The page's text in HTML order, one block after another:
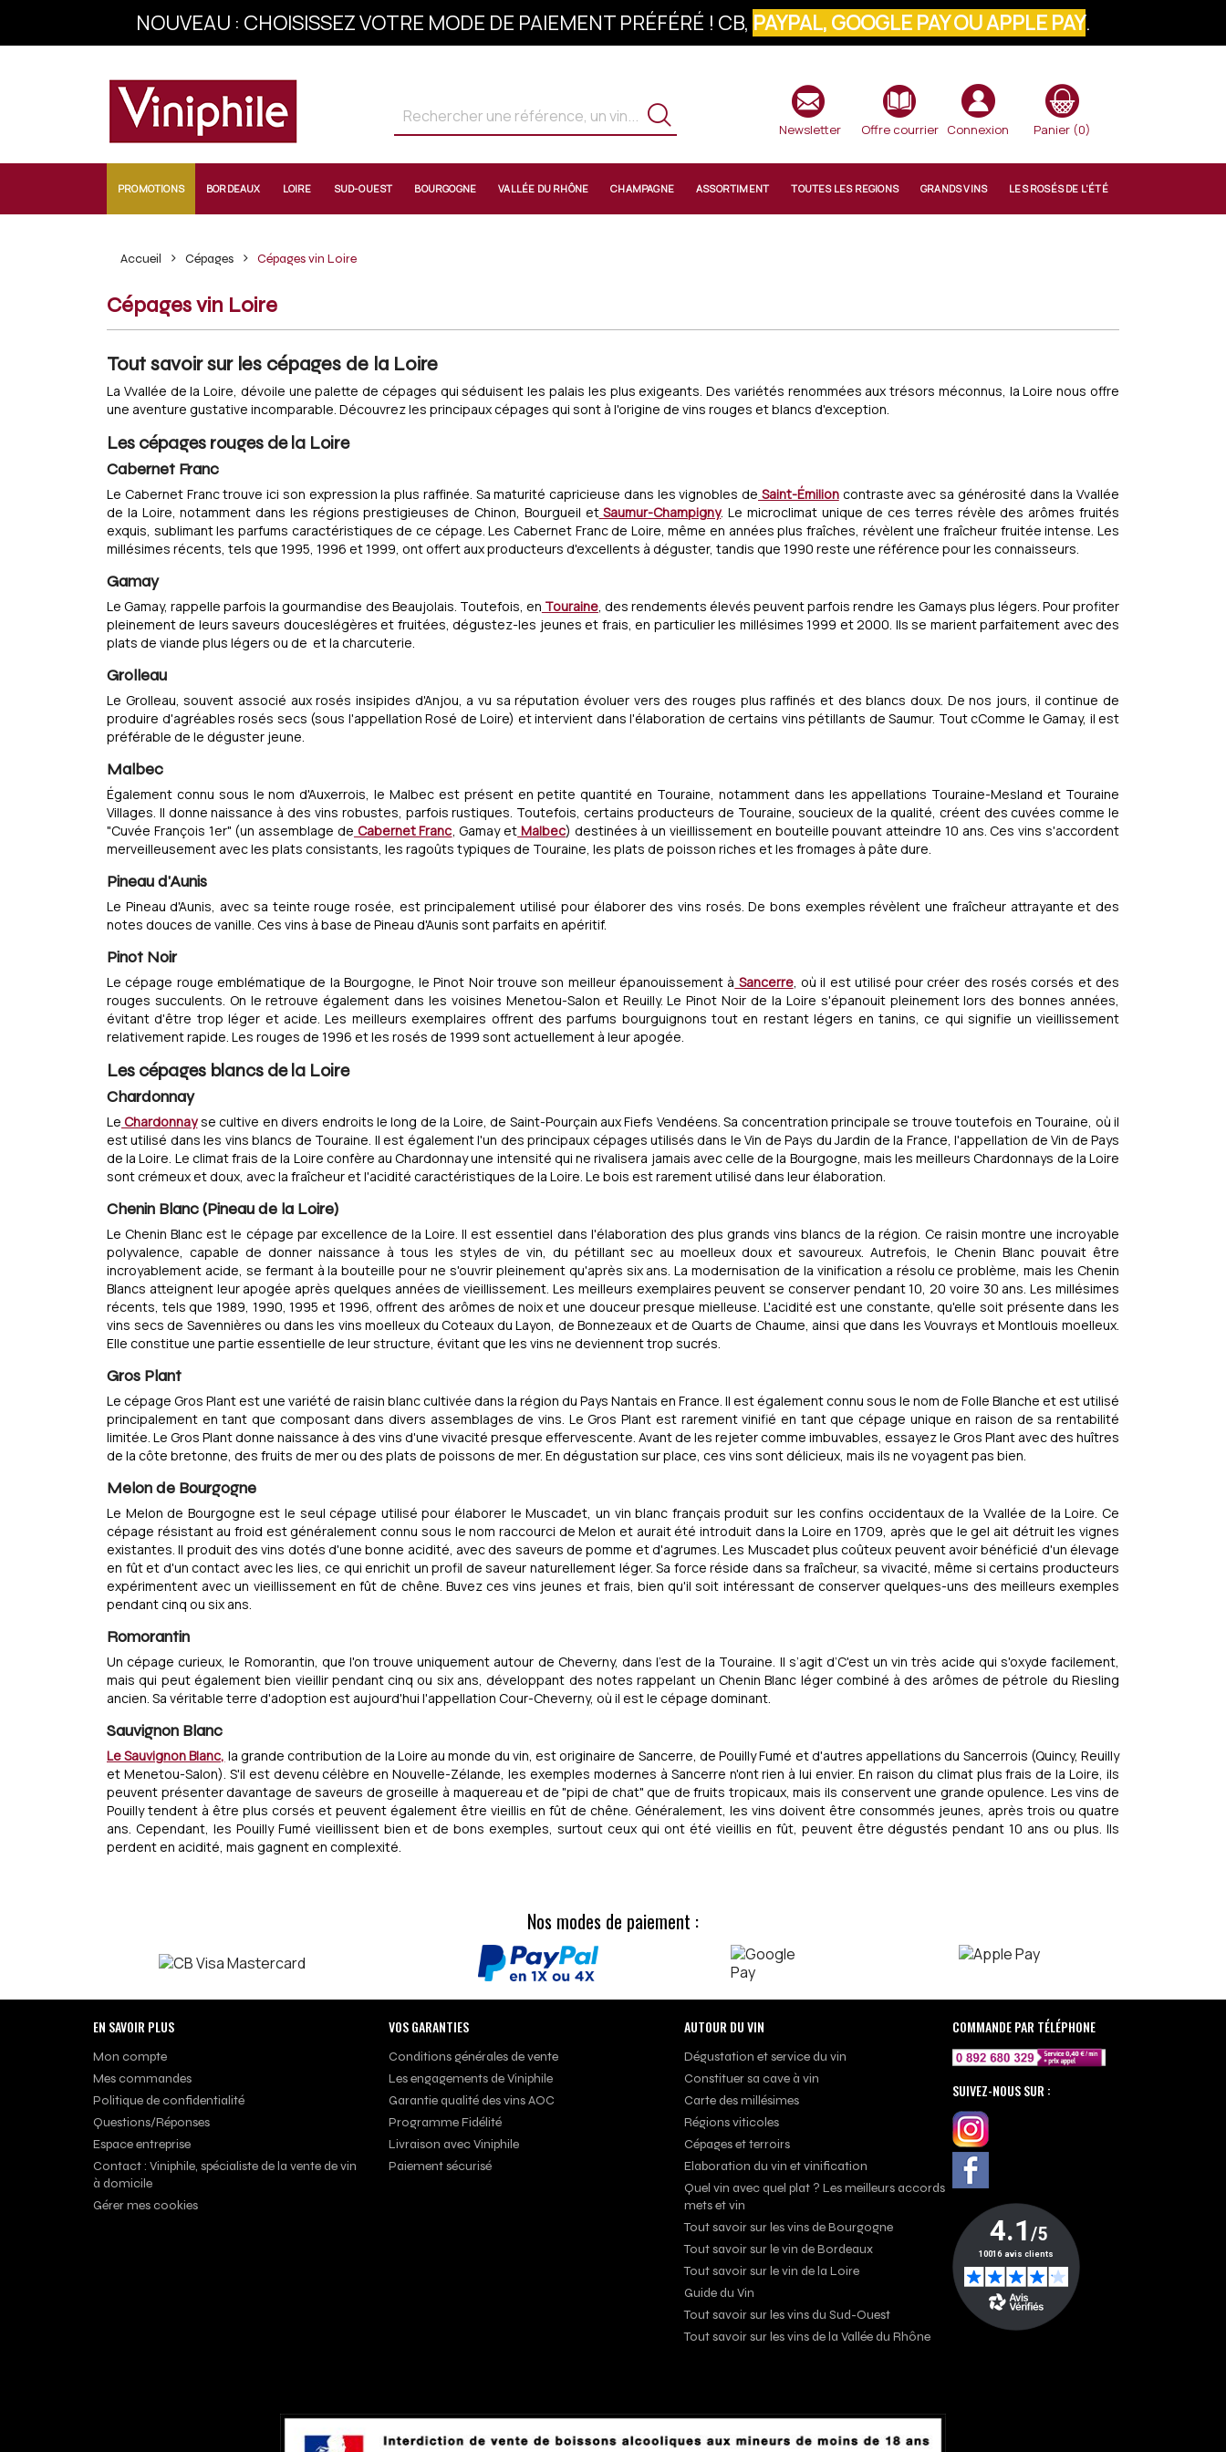
NOUVEAU : CHOISISSEZ VOTRE MODE DE PAIEMENT PRÉFÉRÉ ! CB, PAYPAL, GOOGLE PAY OU APPLE PAY.
Newsletter Offre courrier Connexion Panier (0)
PROMOTIONS BORDEAUX LOIRE SUD-OUEST BOURGOGNE VALLÉE DU RHÔNE CHAMPAGNE ASSORTIMENT TOUTES LES REGIONS GRANDS VINS LES ROSÉS DE L'ÉTÉ
Accueil Cépages Cépages vin Loire
Cépages vin Loire
Tout savoir sur les cépages de la Loire
La Vvallée de la Loire, dévoile une palette de cépages qui séduisent les palais les plus exigeants. Des variétés renommées aux trésors méconnus, la Loire nous offre
une aventure gustative incomparable. Découvrez les principaux cépages qui sont à l'origine de vins rouges et blancs d'exception.
Les cépages rouges de la Loire
Cabernet Franc
Le Cabernet Franc trouve ici son expression la plus raffinée. Sa maturité capricieuse dans les vignobles de Saint-Émilioncontraste avec sa générosité dans la Vvallée
de la Loire, notamment dans les régions prestigieuses de Chinon, Bourgueil etSaumur-Champigny. Le microclimat unique de ces terres révèle des arômes fruités
exquis, sublimant les parfums caractéristiques de ce cépage. Les Cabernet Franc de Loire, même en années plus fraîches, révèlent une fraîcheur fruitée intense. Les
millésimes récents, tels que 1995, 1996 et 1999, ont offert aux producteurs d'excellents à déguster, tandis que 1990 reste une référence pour les connaisseurs.
Gamay
Le Gamay, rappelle parfois la gourmandise des Beaujolais. Toutefois, en Touraine, des rendements élevés peuvent parfois rendre les Gamays plus légers. Pour profiter
pleinement de leurs saveurs douceslégères et fruitées, dégustez-les jeunes et frais, en particulier les millésimes 1999 et 2000. Ils se marient parfaitement avec des
plats de viande plus légers ou de et la charcuterie.
Grolleau
Le Grolleau, souvent associé aux rosés insipides d'Anjou, a vu sa réputation évoluer vers des rouges plus raffinés et des blancs doux. De nos jours, il continue de
produire d'agréables rosés secs (sous l'appellation Rosé de Loire) et intervient dans l'élaboration de certains vins pétillants de Saumur. Tout cComme le Gamay, il est
préférable de le déguster jeune.
Malbec
Également connu sous le nom d'Auxerrois, le Malbec est présent en petite quantité en Touraine, notamment dans les appellations Touraine-Mesland et Touraine
Villages. Il donne naissance à des vins robustes, parfois rustiques. Toutefois, certains producteurs de Touraine, soucieux de la qualité, créent des cuvées comme le
"Cuvée François 1er" (un assemblage de Cabernet Franc, Gamay et Malbec) destinées à un vieillissement en bouteille pouvant atteindre 10 ans. Ces vins s'accordent
merveilleusement avec les plats consistants, les ragoûts typiques de Touraine, les plats de poisson riches et les fromages à pâte dure.
Pineau d'Aunis
Le Pineau d'Aunis, avec sa teinte rouge rosée, est principalement utilisé pour élaborer des vins rosés. De bons exemples révèlent une fraîcheur attrayante et des
notes douces de vanille. Ces vins à base de Pineau d'Aunis sont parfaits en apéritif.
Pinot Noir
Le cépage rouge emblématique de la Bourgogne, le Pinot Noir trouve son meilleur épanouissement à Sancerre, où il est utilisé pour créer des rosés corsés et des
rouges succulents. On le retrouve également dans les voisines Menetou-Salon et Reuilly. Le Pinot Noir de la Loire s'épanouit pleinement lors des bonnes années,
évitant d'être trop léger et acide. Les meilleurs exemplaires offrent des parfums bourguignons tout en restant légers en tanins, ce qui signifie un vieillissement
relativement rapide. Les rouges de 1996 et les rosés de 1999 sont actuellement à leur apogée.
Les cépages blancs de la Loire
Chardonnay
Le Chardonnayse cultive en divers endroits le long de la Loire, de Saint-Pourçain aux Fiefs Vendéens. Sa concentration principale se trouve toutefois en Touraine, où il
est utilisé dans les vins blancs de Touraine. Il est également l'un des principaux cépages utilisés dans le Vin de Pays du Jardin de la France, l'appellation de Vin de Pays
de la Loire. Le climat frais de la Loire confère au Chardonnay une intensité qui ne rivalisera jamais avec celle de la Bourgogne, mais les meilleurs Chardonnays de la Loire
sont crémeux et doux, avec la fraîcheur et l'acidité caractéristiques de la Loire. Le bois est rarement utilisé dans leur élaboration.
Chenin Blanc (Pineau de la Loire)
Le Chenin Blanc est le cépage par excellence de la Loire. Il est essentiel dans l'élaboration des plus grands vins blancs de la région. Ce raisin montre une incroyable
polyvalence, capable de donner naissance à tous les styles de vin, du pétillant sec au moelleux doux et savoureux. Autrefois, le Chenin Blanc pouvait être
incroyablement acide, se fermant à la bouteille pour ne s'ouvrir pleinement qu'après six ans. La modernisation de la vinification a résolu ce problème, mais les Chenin
Blancs atteignent leur apogée après quelques années de vieillissement. Les meilleurs exemplaires peuvent se conserver pendant 10, 20 voire 30 ans. Les millésimes
récents, tels que 1989, 1990, 1995 et 1996, offrent des arômes de noix et une douceur presque mielleuse. L'acidité est une constante, qu'elle soit présente dans les
vins secs de Savennières ou dans les vins moelleux du Coteaux du Layon, de Bonnezeaux et de Quarts de Chaume, ainsi que dans les Vouvrays et Montlouis moelleux.
Elle constitue une partie essentielle de leur structure, évitant que les vins ne deviennent trop sucrés.
Gros Plant
Le cépage Gros Plant est une variété de raisin blanc cultivée dans la région du Pays Nantais en France. Il est également connu sous le nom de Folle Blanche et est utilisé
principalement en tant que composant dans divers assemblages de vins. Le Gros Plant est rarement vinifié en tant que cépage unique en raison de sa rentabilité
limitée. Le Gros Plant donne naissance à des vins d'une vivacité presque effervescente. Avant de les rejeter comme imbuvables, essayez le Gros Plant avec des huîtres
de la côte bretonne, des fruits de mer ou des plats de poissons de mer. En dégustation sur place, ces vins sont délicieux, mais ils ne voyagent pas bien.
Melon de Bourgogne
Le Melon de Bourgogne est le seul cépage utilisé pour élaborer le Muscadet, un vin blanc français produit sur les confins occidentaux de la Vvallée de la Loire. Ce
cépage résistant au froid est généralement connu sous le nom raccourci de Melon et aurait été introduit dans la Loire en 1709, après que le gel ait détruit les vignes
existantes. Il produit des vins dotés d'une bonne acidité, avec des saveurs de pomme et d'agrumes. Les Muscadet plus coûteux peuvent avoir bénéficié d'un élevage
en fût et d'un contact avec les lies, ce qui enrichit un profil de saveur naturellement léger. Sa force réside dans sa fraîcheur, sa vivacité, même si certains producteurs
expérimentent avec un vieillissement en fût de chêne. Buvez ces vins jeunes et frais, bien qu'il soit intéressant de conserver quelques-uns des meilleurs exemples
pendant cinq ou six ans.
Romorantin
Un cépage curieux, le Romorantin, que l'on trouve uniquement autour de Cheverny, dans l'est de la Touraine. Il s’agit d’C'est un vin très acide qui s'oxyde facilement,
mais qui peut également bien vieillir pendant cinq ou six ans, développant des notes rappelant un Chenin Blanc léger combiné à des arômes de pétrole du Riesling
ancien. Sa véritable terre d'adoption est aujourd'hui l'appellation Cour-Cheverny, où il est le cépage dominant.
Sauvignon Blanc
Le Sauvignon Blanc, la grande contribution de la Loire au monde du vin, est originaire de Sancerre, de Pouilly Fumé et d'autres appellations du Sancerrois (Quincy, Reuilly
et Menetou-Salon). S'il est devenu célèbre en Nouvelle-Zélande, les exemples modernes à Sancerre n'ont rien à lui envier. En raison du climat plus frais de la Loire, ils
peuvent présenter davantage de saveurs de groseille à maquereau et de "pipi de chat" que de fruits tropicaux, mais ils conservent une grande opulence. Les vins de
Pouilly tendent à être plus corsés et peuvent également être vieillis en fût de chêne. Généralement, les vins doivent être consommés jeunes, après trois ou quatre
ans. Cependant, les Pouilly Fumé vieillissent bien et de bons exemples, surtout ceux qui ont été vieillis en fût, peuvent être dégustés pendant 10 ans ou plus. Ils
perdent en acidité, mais gagnent en complexité.
Nos modes de paiement :
EN SAVOIR PLUS
Mon compte
Mes commandes
Politique de confidentialité
Questions/Réponses
Espace entreprise
Contact : Viniphile, spécialiste de la vente de vin
à domicile
Gérer mes cookies
VOS GARANTIES
Conditions générales de vente
Les engagements de Viniphile
Garantie qualité des vins AOC
Programme Fidélité
Livraison avec Viniphile
Paiement sécurisé
AUTOUR DU VIN
Dégustation et service du vin
Constituer sa cave à vin
Carte des millésimes
Régions viticoles
Cépages et terroirs
Elaboration du vin et vinification
Quel vin avec quel plat ? Les meilleurs accords
mets et vin
Tout savoir sur les vins de Bourgogne
Tout savoir sur le vin de Bordeaux
Tout savoir sur le vin de la Loire
Guide du Vin
Tout savoir sur les vins du Sud-Ouest
Tout savoir sur les vins de la Vallée du Rhône
COMMANDE PAR TÉLÉPHONE
SUIVEZ-NOUS SUR :